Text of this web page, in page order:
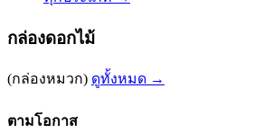
กล่องดอกไม้
(กล่องหมวก) ดูทั้งหมด →
ตามโอกาส